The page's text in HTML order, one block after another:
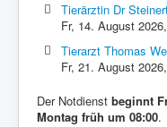
Tierärztin Dr
Fr, 14. August 2026
Tierarzt Thomas
Fr, 21. August 2026
Der Notdienst beginnt
Montag früh um 08:00.